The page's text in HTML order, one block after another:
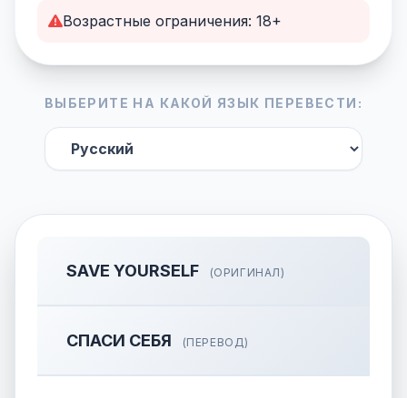
Возрастные ограничения: 18+
ВЫБЕРИТЕ НА КАКОЙ ЯЗЫК ПЕРЕВЕСТИ:
SAVE YOURSELF (ОРИГИНАЛ)
СПАСИ СЕБЯ (ПЕРЕВОД)